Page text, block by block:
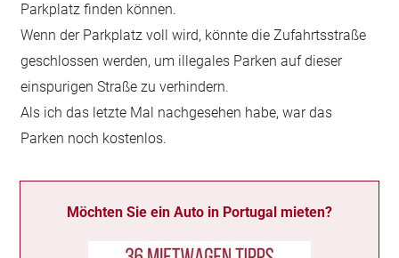
Parkplatz finden können.
Wenn der Parkplatz voll wird, könnte die Zufahrtsstraße
geschlossen werden, um illegales Parken auf dieser
einspurigen Straße zu verhindern.
Als ich das letzte Mal nachgesehen habe, war das
Parken noch kostenlos.
Möchten Sie ein Auto in Portugal mieten?